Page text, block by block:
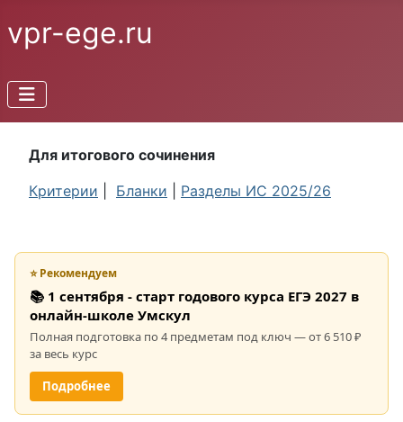
vpr-ege.ru
Для итогового сочинения
Критерии
Бланки Разделы ИС 2025/26
⭐ Рекомендуем
📚 1 сентября - старт годового курса ЕГЭ 2027 в
онлайн-школе Умскул
Полная подготовка по 4 предметам под ключ — от 6 510 ₽
за весь курс
Подробнее